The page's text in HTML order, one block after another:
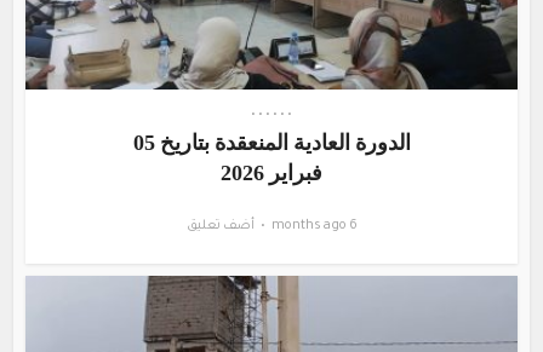
• • • • • •
الدورة العادية المنعقدة بتاريخ 05
فبراير 2026
6 months ago أضف تعليق